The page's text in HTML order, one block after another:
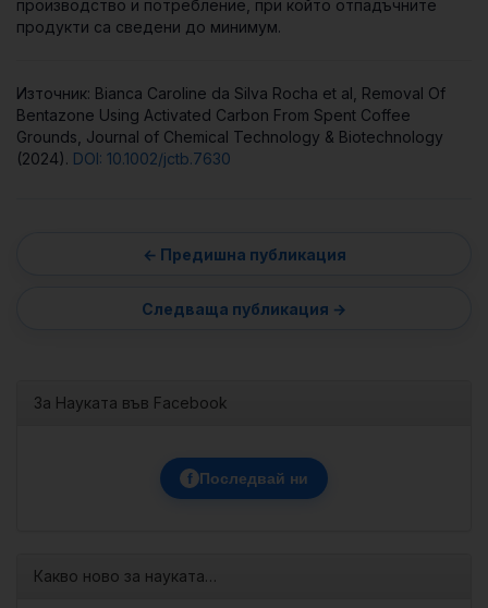
производство и потребление, при който отпадъчните
продукти са сведени до минимум.
Източник: Bianca Caroline da Silva Rocha et al, Removal Of
Bentazone Using Activated Carbon From Spent Coffee
Grounds, Journal of Chemical Technology & Biotechnology
(2024). DOI: 10.1002/jctb.7630
За Науката във Facebook
f Последвай ни
Какво ново за науката…